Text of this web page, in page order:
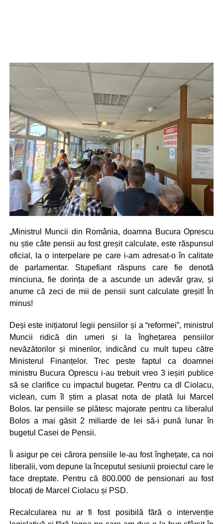
„Ministrul Muncii din România, doamna Bucura Oprescu
nu știe câte pensii au fost greșit calculate, este răspunsul
oficial, la o interpelare pe care i-am adresat-o în calitate
de parlamentar. Stupefiant răspuns care fie denotă
minciuna, fie dorința de a ascunde un adevăr grav, și
anume că zeci de mii de pensii sunt calculate greșit! În
minus!
Deși este inițiatorul legii pensiilor și a “reformei”, ministrul
Muncii ridică din umeri și la înghețarea pensiilor
nevăzătorilor și minerilor, indicând cu mult tupeu către
Ministerul Finanțelor. Trec peste faptul ca doamnei
ministru Bucura Oprescu i-au trebuit vreo 3 ieșiri publice
să se clarifice cu impactul bugetar. Pentru ca dl Ciolacu,
viclean, cum îl știm a plasat nota de plată lui Marcel
Bolos. Iar pensiile se plătesc majorate pentru ca liberalul
Bolos a mai găsit 2 miliarde de lei să-i pună lunar în
bugetul Casei de Pensii.
Îi asigur pe cei cărora pensiile le-au fost înghețate, ca noi
liberalii, vom depune la începutul sesiunii proiectul care le
face dreptate. Pentru că 800.000 de pensionari au fost
blocați de Marcel Ciolacu și PSD.
Recalcularea nu ar fi fost posibilă fără o intervenție